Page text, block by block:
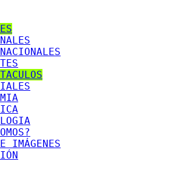
IMÁGENES